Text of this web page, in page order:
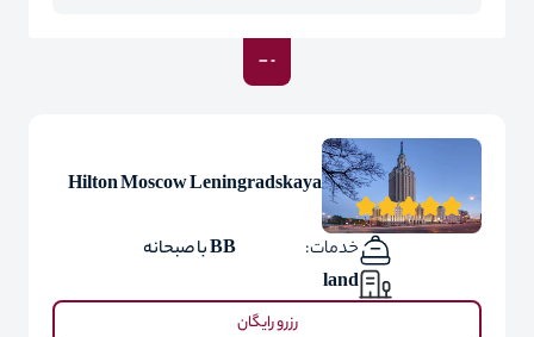
Hilton Moscow Leningradskaya
خدمات:
BB با صبحانه
land
رزرو رایگان